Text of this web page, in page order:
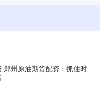
郑州原油期货配资：抓住时